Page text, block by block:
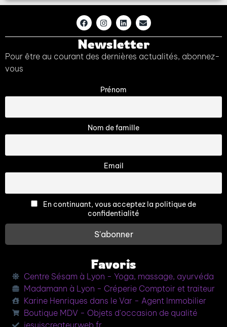
Newsletter
Pour être au courant des dernières actualités, abonnez-
vous
Prénom
Nom de famille
Email
En continuant, vous acceptez la politique de
confidentialité
Favoris
Centre Sésam à Lyon - Yoga, massage, ayurvéda
Madamann à Lyon - Créperie Comptoir et traiteur
Karine Henriques dans le Var - Agent Immobilier
Boutique MDV - Objets d'occasion de qualité